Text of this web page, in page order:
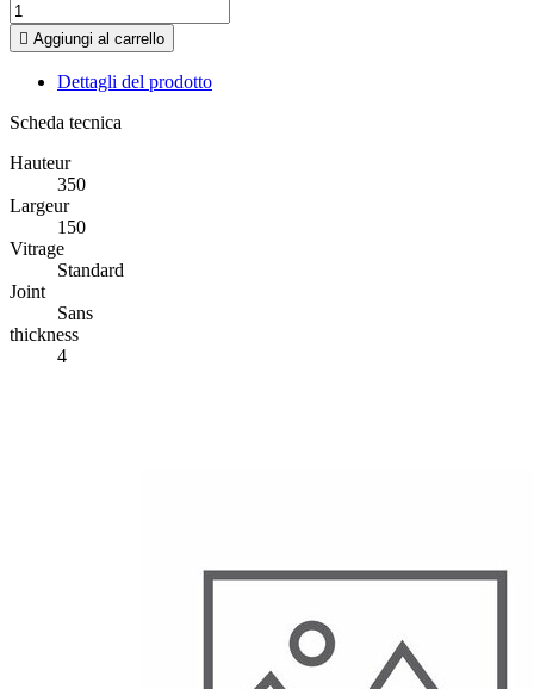
 Aggiungi al carrello
Dettagli del prodotto
Scheda tecnica
Hauteur
350
Largeur
150
Vitrage
Standard
Joint
Sans
thickness
4